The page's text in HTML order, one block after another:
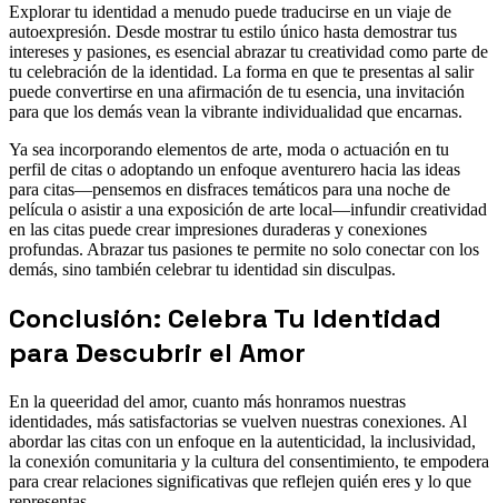
Explorar tu identidad a menudo puede traducirse en un viaje de
autoexpresión. Desde mostrar tu estilo único hasta demostrar tus
intereses y pasiones, es esencial abrazar tu creatividad como parte de
tu celebración de la identidad. La forma en que te presentas al salir
puede convertirse en una afirmación de tu esencia, una invitación
para que los demás vean la vibrante individualidad que encarnas.
Ya sea incorporando elementos de arte, moda o actuación en tu
perfil de citas o adoptando un enfoque aventurero hacia las ideas
para citas—pensemos en disfraces temáticos para una noche de
película o asistir a una exposición de arte local—infundir creatividad
en las citas puede crear impresiones duraderas y conexiones
profundas. Abrazar tus pasiones te permite no solo conectar con los
demás, sino también celebrar tu identidad sin disculpas.
Conclusión: Celebra Tu Identidad
para Descubrir el Amor
En la queeridad del amor, cuanto más honramos nuestras
identidades, más satisfactorias se vuelven nuestras conexiones. Al
abordar las citas con un enfoque en la autenticidad, la inclusividad,
la conexión comunitaria y la cultura del consentimiento, te empodera
para crear relaciones significativas que reflejen quién eres y lo que